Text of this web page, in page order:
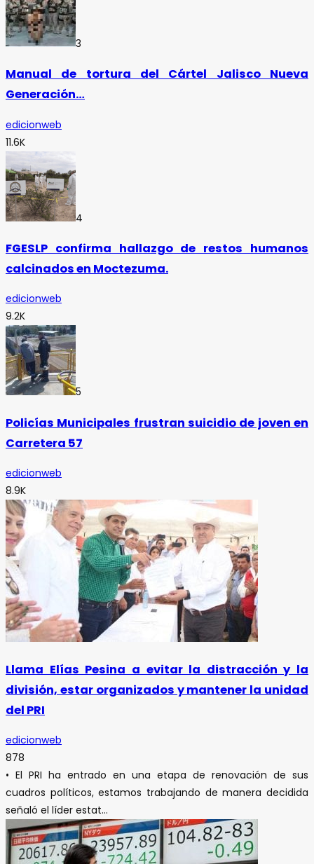
3
Manual de tortura del Cártel Jalisco Nueva
Generación…
edicionweb
11.6K
4
FGESLP confirma hallazgo de restos humanos
calcinados en Moctezuma.
edicionweb
9.2K
5
Policías Municipales frustran suicidio de joven en
Carretera 57
edicionweb
8.9K
Llama Elías Pesina a evitar la distracción y la
división, estar organizados y mantener la unidad
del PRI
edicionweb
878
• El PRI ha entrado en una etapa de renovación de sus
cuadros políticos, estamos trabajando de manera decidida
señaló el líder estat...